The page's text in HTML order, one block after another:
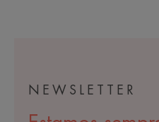
NEWSLETTER